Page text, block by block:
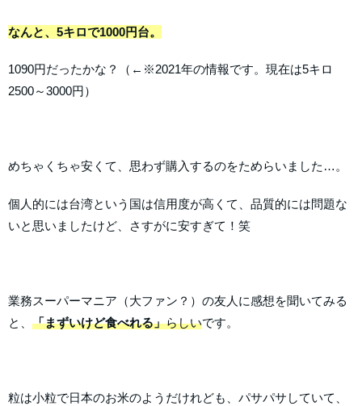
なんと、5キロで1000円台。
1090円だったかな？（←※2021年の情報です。現在は5キロ
2500～3000円）
めちゃくちゃ安くて、思わず購入するのをためらいました…。
個人的には台湾という国は信用度が高くて、品質的には問題な
いと思いましたけど、さすがに安すぎて！笑
業務スーパーマニア（大ファン？）の友人に感想を聞いてみる
と、 「まずいけど食べれる」らしいです。
粒は小粒で日本のお米のようだけれども、パサパサしていて、